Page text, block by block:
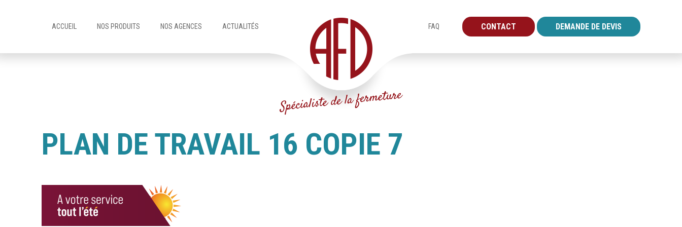
ACCUEIL NOS PRODUITS NOS AGENCES ACTUALITÉS FAQ CONTACT DEMANDE DE DEVIS
PLAN DE TRAVAIL 16 COPIE 7